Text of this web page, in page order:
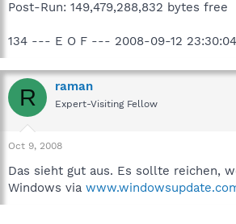
Post-Run: 149,479,288,832 bytes free
134 --- E O F --- 2008-09-12 23:30:04
R raman
Expert-Visiting Fellow
Oct 9, 2008
Das sieht gut aus. Es sollte reichen,
Windows via